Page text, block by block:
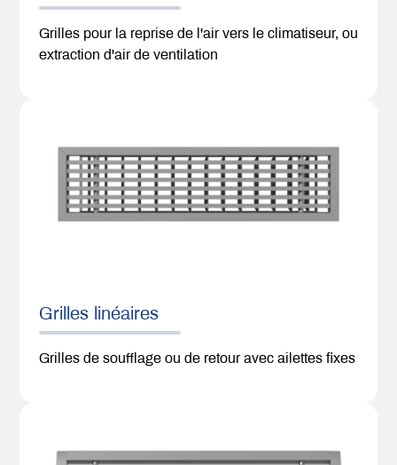
Grilles pour la reprise de l'air vers le climatiseur, ou
extraction d'air de ventilation
Grilles linéaires
Grilles de soufflage ou de retour avec ailettes fixes